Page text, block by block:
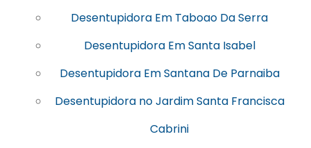
Desentupidora Em Taboao Da Serra
Desentupidora Em Santa Isabel
Desentupidora Em Santana De Parnaiba
Desentupidora no Jardim Santa Francisca
Cabrini